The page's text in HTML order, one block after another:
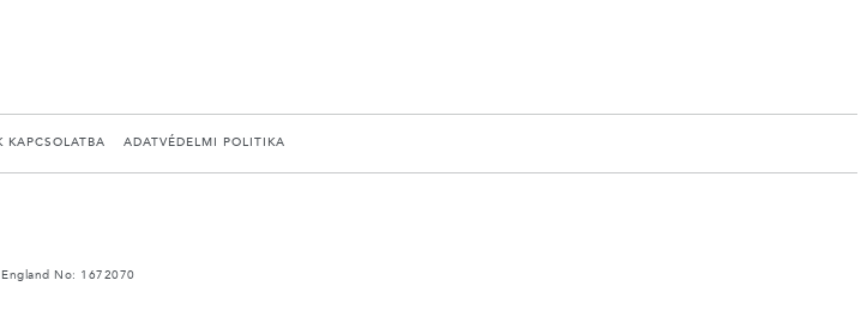
KAPCSOLATBA ADATVÉDELMI POLITIKA
No: 1672070